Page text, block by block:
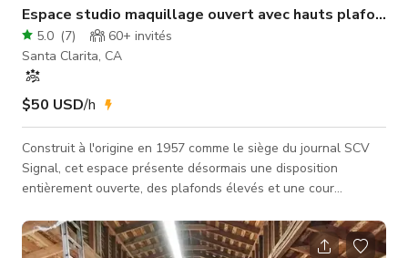
Espace studio maquillage ouvert avec hauts plafonds
5.0 (7) 60+ invités
Santa Clarita, CA
$50 USD/h
Construit à l'origine en 1957 comme le siège du journal SCV
Signal, cet espace présente désormais une disposition
entièrement ouverte, des plafonds élevés et une cour
ouvert et propre à ce jour. Il est EXCELLENT pour les séances
photo, vidéos, etc. Grand parking à côté du salon et